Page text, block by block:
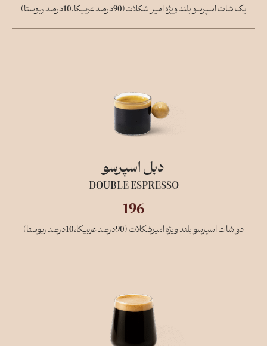
یک شات اسپرسو بلند ویژه امیر شکلات(90درصد عربیکا،10درصد ربوستا)
دبل اسپرسو
DOUBLE ESPRESSO
196
دو شات اسپرسو بلند ویژه امیرشکلات (90درصد عربیکا،10درصد ربوستا)